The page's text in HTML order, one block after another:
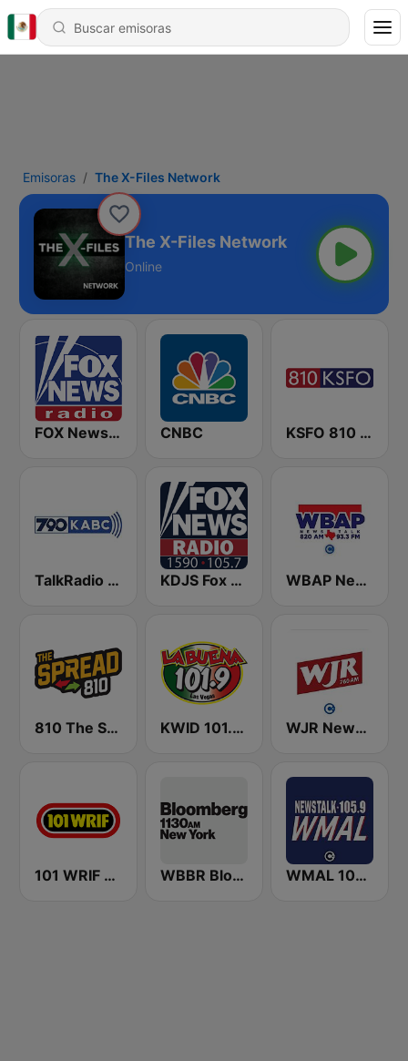
Emisoras The X-Files Network
The X-Files Network
Online
FOX News Radio CNBC KSFO 810 AM
TalkRadio 790 KABC KDJS Fox News Radio 1590 / 105.7 WBAP News / Talk 820 AM and 96.7 FM
810 The Spread KWID 101.9 La Buena WJR NewsTalk 760 WJR
101 WRIF Rocks Detroit WBBR Bloomberg 1130 WMAL 105.9 FM